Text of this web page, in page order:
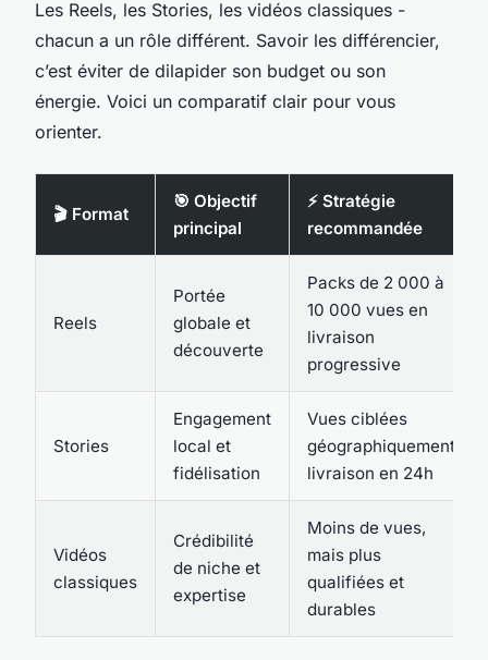
Les Reels, les Stories, les vidéos classiques -
chacun a un rôle différent. Savoir les différencier,
c’est éviter de dilapider son budget ou son
énergie. Voici un comparatif clair pour vous
orienter.
🎬 Format
🎯 Objectif
principal
⚡ Stratégie
recommandée
Reels
Portée
globale et
découverte
Packs de 2 000 à
10 000 vues en
livraison
progressive
Stories
Engagement
local et
fidélisation
Vues ciblées
géographiquement,
livraison en 24h
Vidéos
classiques
Crédibilité
de niche et
expertise
Moins de vues,
mais plus
qualifiées et
durables